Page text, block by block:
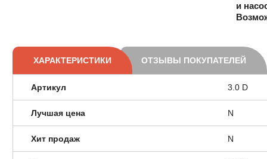
и
ХАРАКТЕРИСТИКИ ОТЗЫВЫ ПОКУПАТЕЛЕЙ
Артикул 3.0 D
Лучшая цена N
Хит продаж N